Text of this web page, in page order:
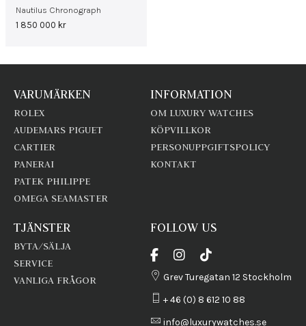
Nautilus Chronograph
1 850 000 kr
VARUMÄRKEN
ROLEX
AUDEMARS PIGUET
CARTIER
PANERAI
PATEK PHILIPPE
OMEGA SEAMASTER
INFORMATION
OM LUXURY WATCHES
KÖPVILLKOR
PERSONUPPGIFTSPOLICY
KONTAKT
TJÄNSTER
BYTA/SÄLJA
SERVICE
VANLIGA FRÅGOR
FOLLOW US
Grev Turegatan 12 Stockholm
+ 46 (0) 8 612 10 88
info@luxurywatches.se